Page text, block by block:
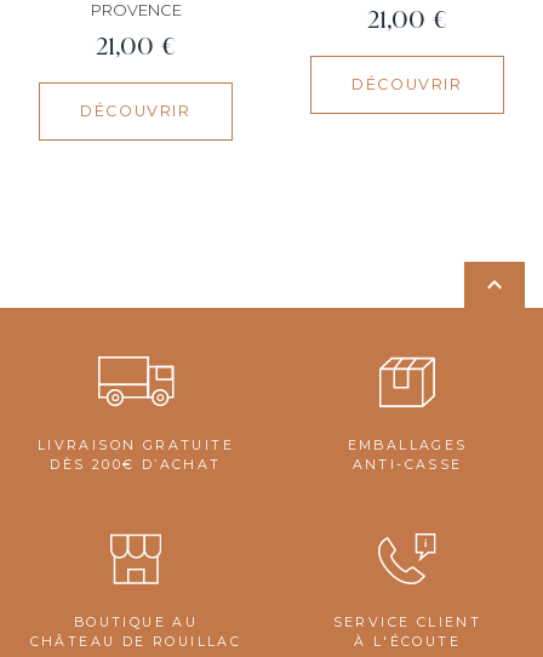
PROVENCE
Prix
21,00 €
DÉCOUVRIR
Prix
21,00 €
DÉCOUVRIR

LIVRAISON GRATUITE
DÈS 200€ D’ACHAT
EMBALLAGES
ANTI-CASSE
BOUTIQUE AU
CHÂTEAU DE ROUILLAC
SERVICE CLIENT
À L'ÉCOUTE